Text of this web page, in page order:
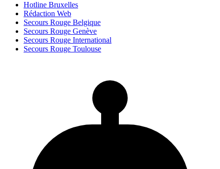
Hotline Bruxelles
Rédaction Web
Secours Rouge Belgique
Secours Rouge Genève
Secours Rouge International
Secours Rouge Toulouse